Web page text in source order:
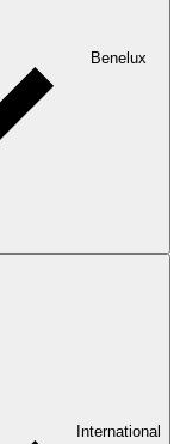
Benelux
International